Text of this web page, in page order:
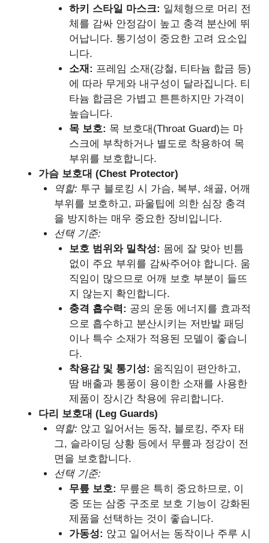
하키 스타일 마스크: 일체형으로 머리 전
체를 감싸 안정감이 높고 충격 분산에 뛰
어납니다. 통기성이 중요한 고려 요소입
니다.
소재: 프레임 소재(강철, 티타늄 합금 등)
에 따라 무게와 내구성이 달라집니다. 티
타늄 합금은 가볍고 튼튼하지만 가격이
높습니다.
목 보호: 목 보호대(Throat Guard)는 마
스크에 부착하거나 별도로 착용하여 목
부위를 보호합니다.
가슴 보호대 (Chest Protector)
역할: 투구 블로킹 시 가슴, 복부, 쇄골, 어깨
부위를 보호하고, 파울팁에 의한 심장 충격
을 방지하는 매우 중요한 장비입니다.
선택 기준:
보호 범위와 밀착성: 몸에 잘 맞아 빈틈
없이 주요 부위를 감싸주어야 합니다. 움
직임이 많으므로 어깨 보호 부분이 들뜨
지 않는지 확인합니다.
충격 흡수력: 공의 운동 에너지를 효과적
으로 흡수하고 분산시키는 저반발 패딩
이나 특수 소재가 적용된 모델이 좋습니
다.
착용감 및 통기성: 움직임이 편안하고,
땀 배출과 통풍이 용이한 소재를 사용한
제품이 장시간 착용에 유리합니다.
다리 보호대 (Leg Guards)
역할: 앉고 일어서는 동작, 블로킹, 주자 태
그, 슬라이딩 상황 등에서 무릎과 정강이 전
면을 보호합니다.
선택 기준:
무릎 보호: 무릎은 특히 중요하므로, 이
중 또는 삼중 구조로 보호 기능이 강화된
제품을 선택하는 것이 좋습니다.
가동성: 앉고 일어서는 동작이나 주루 시